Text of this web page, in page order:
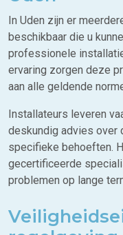
In Uden zijn er
beschikbaar die u
professionele
ervaring zorgen deze
aan alle geldende
Installateurs leveren
deskundig advies over
specifieke behoeften.
gecertificeerde
problemen op lange